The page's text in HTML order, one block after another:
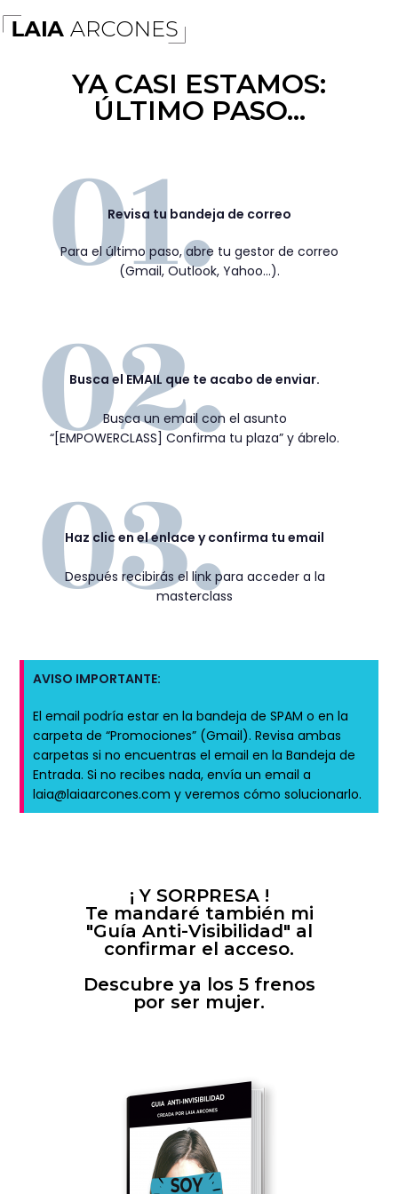
YA CASI ESTAMOS:
ÚLTIMO PASO...
Revisa tu bandeja de correo
Para el último paso, abre tu gestor de correo
(Gmail, Outlook, Yahoo…).
Busca el EMAIL que te acabo de enviar.
Busca un email con el asunto
“[EMPOWERCLASS] Confirma tu plaza” y ábrelo.
Haz clic en el enlace y confirma tu email
Después recibirás el link para acceder a la
masterclass
AVISO IMPORTANTE:
El email podría estar en la bandeja de SPAM o en la
carpeta de “Promociones” (Gmail). Revisa ambas
carpetas si no encuentras el email en la Bandeja de
Entrada. Si no recibes nada, envía un email a
laia@laiaarcones.com y veremos cómo solucionarlo.
¡ Y SORPRESA !
Te mandaré también mi
"Guía Anti-Visibilidad" al
confirmar el acceso.
Descubre ya los 5 frenos
por ser mujer.